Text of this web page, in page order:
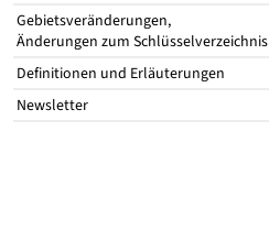
Gebietsveränderungen,
Änderungen zum Schlüsselverzeichnis
Definitionen und Erläuterungen
Newsletter